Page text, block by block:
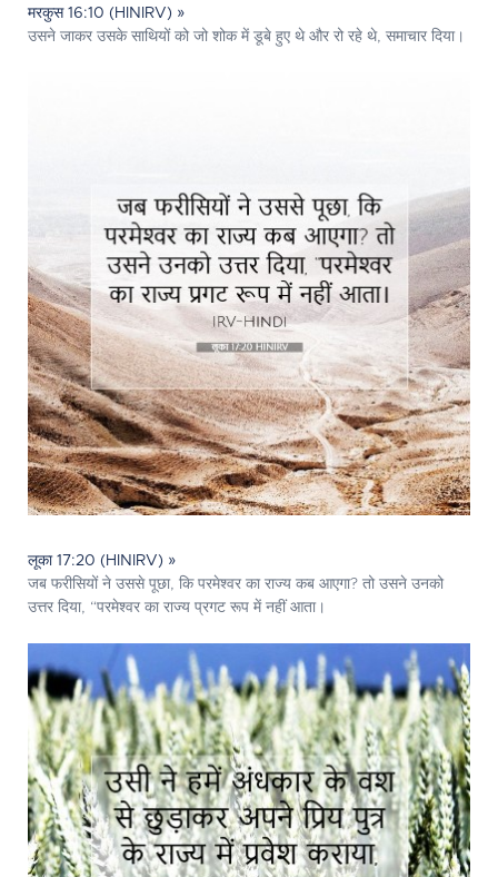
मरकुस 16:10 (HINIRV) »
उसने जाकर उसके साथियों को जो शोक में डूबे हुए थे और रो रहे थे, समाचार दिया।
लूका 17:20 (HINIRV) »
जब फरीसियों ने उससे पूछा, कि परमेश्‍वर का राज्य कब आएगा? तो उसने उनको
उत्तर दिया, “परमेश्‍वर का राज्य प्रगट रूप में नहीं आता।